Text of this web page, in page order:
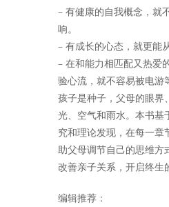
– 有健康的自我概念，就
响。
– 有成长的心态，就更能
– 在和能力相匹配又热爱
验心流，就不容易被电游
孩子是种子，父母的眼界
光、空气和雨水。本书基
究和理论发现，在每一章
助父母调节自己的思维方
改善亲子关系，开启终生
编辑推荐：